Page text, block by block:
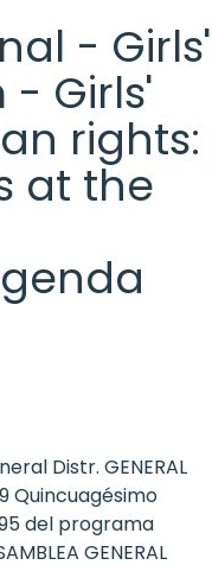
- Girls'
- Girls'
rights:
at the
Distr. GENERAL
Quincuagésimo
del programa
GENERAL